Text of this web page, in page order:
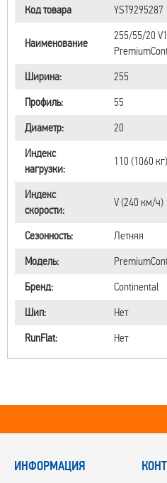
Код товара YST9295287
Наименование
255/55/20
Ширина:
255
Профиль:
55
Диаметр:
20
Индекс
нагрузки:
110 (1060 кг)
Индекс
скорости:
V (240 км/ч)
Сезонность:
Летняя
Модель:
Бренд:
Continental
Шип:
Нет
RunFlat:
Нет
ИНФОРМАЦИЯ